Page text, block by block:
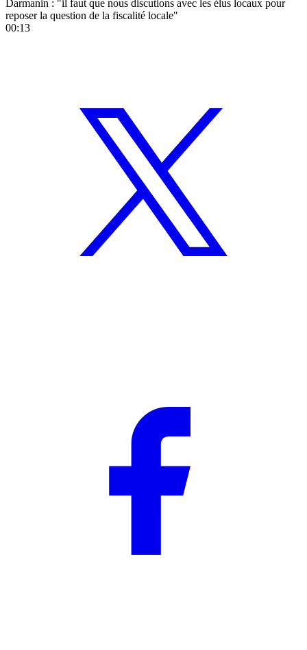
Darmanin : "il faut que nous discutions avec les élus locaux pour
reposer la question de la fiscalité locale"
00:13